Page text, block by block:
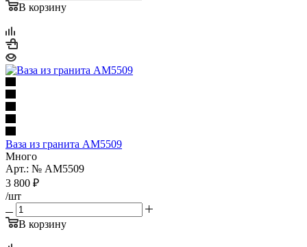
В корзину
Ваза из гранита AM5509
Много
Арт.: № AM5509
3 800 ₽
/шт
В корзину